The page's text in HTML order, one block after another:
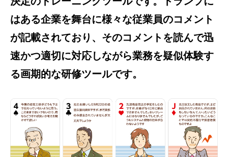
はある企業を舞台に様々な従業員のコメント
が記載されており、そのコメントを読んで迅
速かつ適切に対応しながら業務を疑似体験す
る画期的な研修ツールです。